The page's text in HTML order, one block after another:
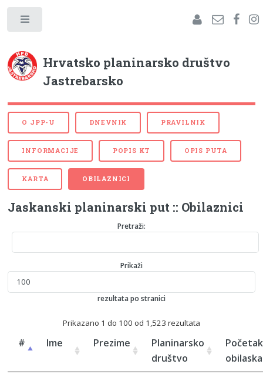
Hrvatsko planinarsko društvo
Jastrebarsko
O JPP-U DNEVNIK PRAVILNIK
INFORMACIJE POPIS KT OPIS PUTA
KARTA OBILAZNICI
Jaskanski planinarski put :: Obilaznici
Pretraži:
Prikaži
rezultata po stranici
Prikazano 1 do 100 od 1,523 rezultata
# Ime Prezime
Planinarsko
društvo
Početak
obilaska